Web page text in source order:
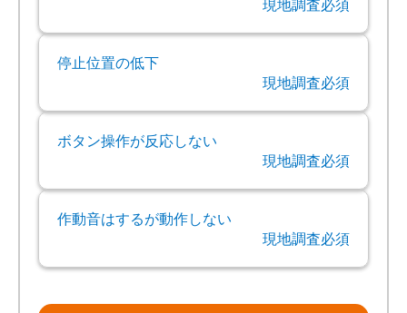
現地調査必須
停止位置の低下
現地調査必須
ボタン操作が反応しない
現地調査必須
作動音はするが動作しない
現地調査必須